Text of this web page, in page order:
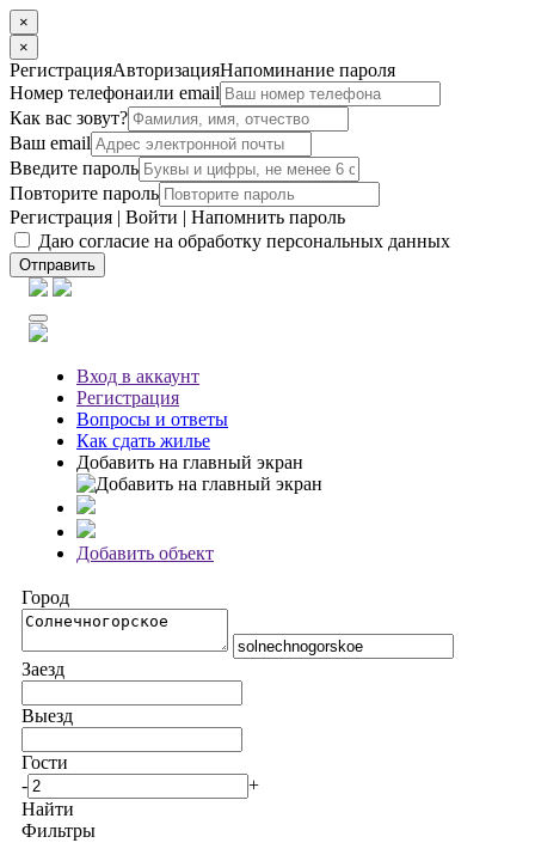
×
×
РегистрацияАвторизацияНапоминание пароля
Номер телефонаили email
Как вас зовут?
Ваш email
Введите пароль
Повторите пароль
Регистрация | Войти | Напомнить пароль
Даю согласие на обработку персональных данных
Отправить
Вход в аккаунт
Регистрация
Вопросы и ответы
Как сдать жилье
Добавить на главный экран
Добавить объект
Город
Заезд
Выезд
Гости
-
+
Найти
Фильтры